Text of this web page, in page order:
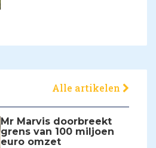
Alle artikelen
Mr Marvis doorbreekt
grens van 100 miljoen
euro omzet